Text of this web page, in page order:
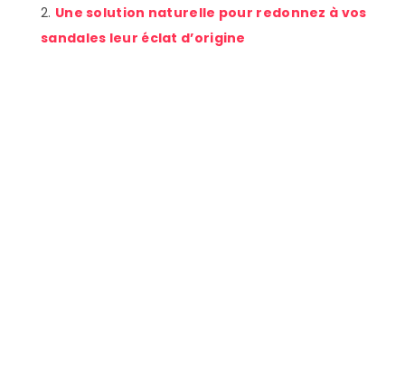
Une solution naturelle pour redonnez à vos
sandales leur éclat d’origine